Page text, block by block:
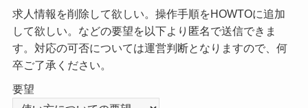
求人情報を削除して欲しい。操作手順をHOWTOに追加
して欲しい。などの要望を以下より匿名で送信できま
す。対応の可否については運営判断となりますので、何
卒ご了承ください。
要望